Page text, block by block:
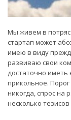
Мы живем в
стартап может
имею в виду
развиваю свои
достаточно иметь
прикольное. Порог
никогда, спрос на
несколько